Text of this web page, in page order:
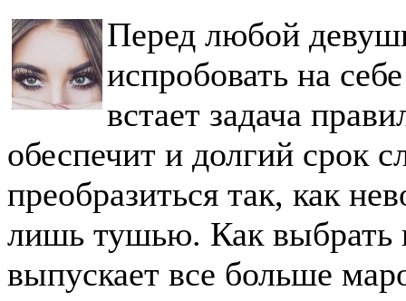
Перед любой
испробовать на
встает задача
обеспечит и долгий срок
преобразиться так, как
лишь тушью. Как выбрать
выпускает все больше